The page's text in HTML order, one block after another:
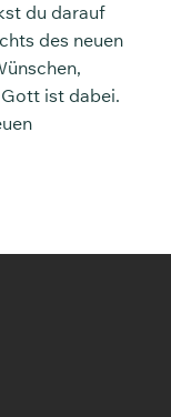
du darauf
des neuen
ist dabei.